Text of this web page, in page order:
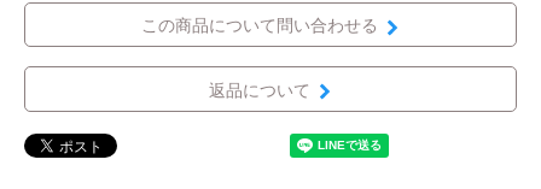
この商品について問い合わせる
返品について